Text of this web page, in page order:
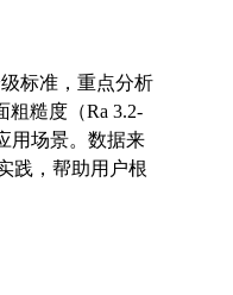
标准，重点分析
粗糙度（Ra 3.2-
用场景。数据来
践，帮助用户根